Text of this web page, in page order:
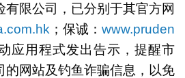
有限公司，已分别于其官方网
；保诚：www.pruden
应用程式发出告示，提醒市
的网站及钓鱼诈骗信息，以免